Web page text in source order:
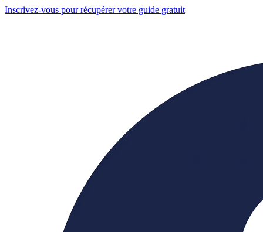
Inscrivez-vous pour récupérer votre guide gratuit